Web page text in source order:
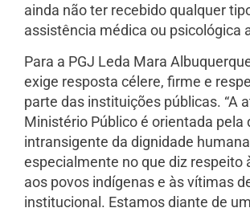
ainda não ter recebido qualquer
assistência médica ou psicológica
Para a PGJ Leda Mara
exige resposta célere, firme e
parte das instituições públicas. “A
Ministério Público é orientada pela
intransigente da dignidade
especialmente no que diz respeito
aos povos indígenas e às vítimas
institucional. Estamos diante de